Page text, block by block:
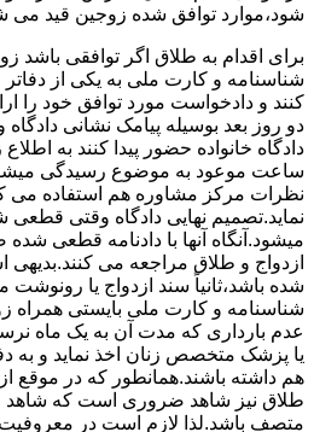
شود،موارد توافق شده زوجین قید می
برای اقدام به طلاق اگر توافقی باشد
شناسنامه و کارت ملی به یکی از
کنند و دادخواست مورد توافق خود را
دو روز بعد بوسیله پیامک نشانی دادگاه
دادگاه خانواده حضور پیدا کنند به
ساعت موعود به موضوع رسیدگی
نظرات مرکز مشاوره هم استفاده می
نماید.تصمیم نهایی دادگاه وقتی قطعی
میشود.آنگاه آنها با دادنامه قطعی شده
ازدواج و طلاق مراجعه می کنند.بدیهی
شده باشد،ثانیاً سند ازدواج یا
شناسنامه و کارت ملی بایستی همراه
عدم بارداری که مدت آن به یک ماه
یا پزشک متخصص زنان اخذ نماید و به
هم داشته باشند.همانطور که در موقع
طلاق نیز شاهد ضروری است که شاهد
متصف باشد.لذا لازم است در